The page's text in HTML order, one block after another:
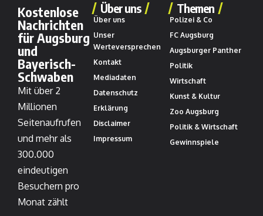
Kostenlose
Nachrichten
für Augsburg
und
Bayerisch-
Schwaben
Mit über 2
Millionen
Seitenaufrufen
und mehr als
300.000
eindeutigen
Besuchern pro
Monat zählt
Über uns
Über uns
Unser
Werteversprechen
Kontakt
Mediadaten
Datenschutz
Erklärung
Disclaimer
Impressum
Themen
Polizei & Co
FC Augsburg
Augsburger Panther
Politik
Wirtschaft
Kunst & Kultur
Zoo Augsburg
Politik & Wirtschaft
Gewinnspiele